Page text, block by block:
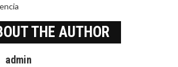
THE AUTHOR
admin